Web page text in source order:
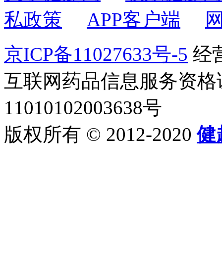
私政策
APP客户端
京ICP备11027633号-5 经
互联网药品信息服务资
11010102003638号
版权所有 © 2012-2020健